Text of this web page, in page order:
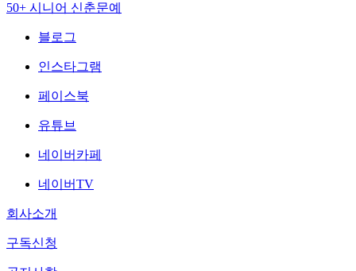
50+ 시니어 신춘문예
블로그
인스타그램
페이스북
유튜브
네이버카페
네이버TV
회사소개
구독신청